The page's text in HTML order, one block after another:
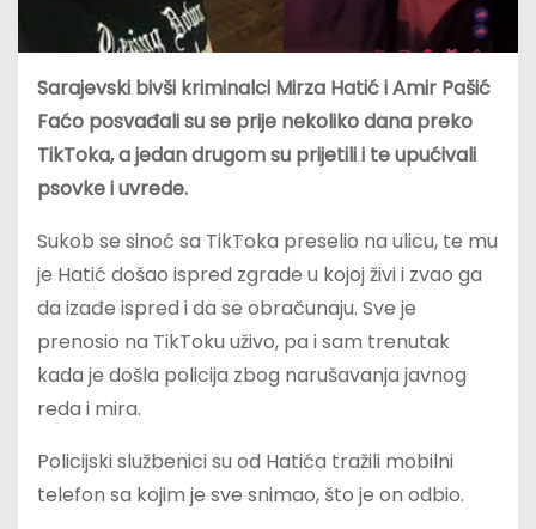
Sarajevski bivši kriminalci Mirza Hatić i Amir Pašić
Faćo posvađali su se prije nekoliko dana preko
TikToka, a jedan drugom su prijetili i te upućivali
psovke i uvrede.
Sukob se sinoć sa TikToka preselio na ulicu, te mu
je Hatić došao ispred zgrade u kojoj živi i zvao ga
da izađe ispred i da se obračunaju. Sve je
prenosio na TikToku uživo, pa i sam trenutak
kada je došla policija zbog narušavanja javnog
reda i mira.
Policijski službenici su od Hatića tražili mobilni
telefon sa kojim je sve snimao, što je on odbio.